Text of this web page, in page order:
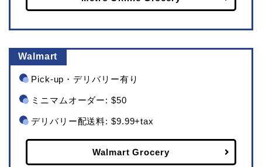
Walmart
Pick-up・デリバリー有り
ミニマムオーダー: $50
デリバリー配送料: $9.99+tax
Walmart Grocery